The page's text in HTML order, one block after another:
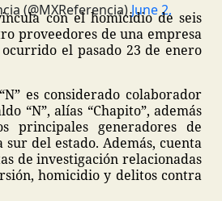
(@MXReferencia)
con el homicidio de seis
proveedores de una empresa
el pasado 23 de enero
es considerado colaborador
“N”, alías “Chapito”, además
principales generadores de
del estado. Además, cuenta
de investigación relacionadas
homicidio y delitos contra